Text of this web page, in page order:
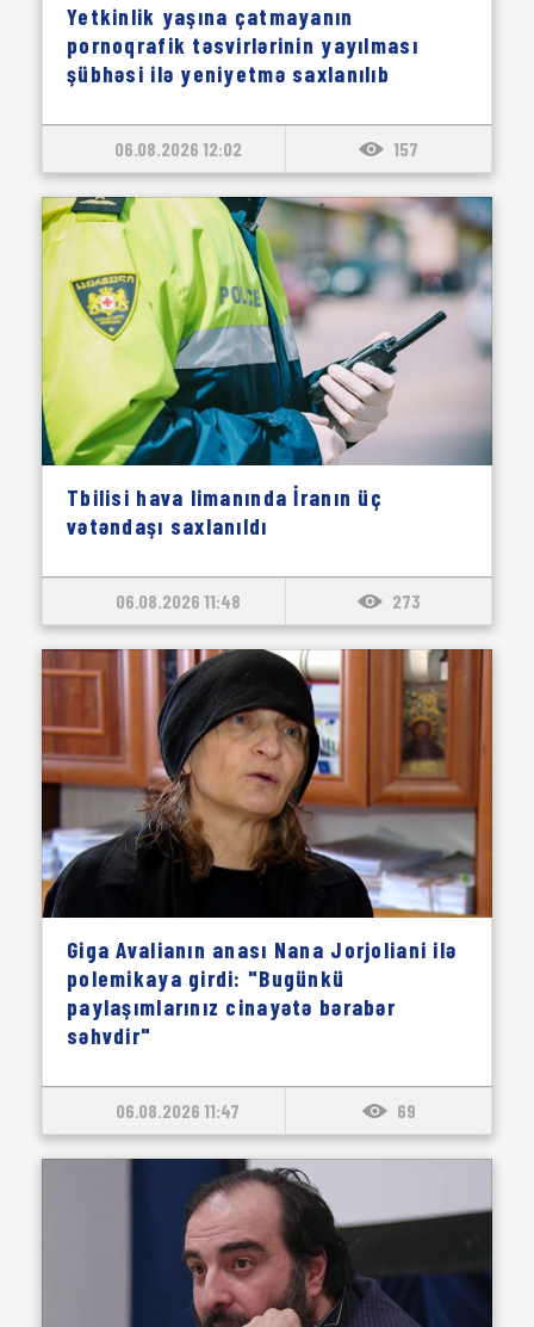
Yetkinlik yaşına çatmayanın
pornoqrafik təsvirlərinin yayılması
şübhəsi ilə yeniyetmə saxlanılıb
06.08.2026 12:02 157
Tbilisi hava limanında İranın üç
vətəndaşı saxlanıldı
06.08.2026 11:48 273
Giga Avalianın anası Nana Jorjoliani ilə
polemikaya girdi: "Bugünkü
paylaşımlarınız cinayətə bərabər
səhvdir"
06.08.2026 11:47 69